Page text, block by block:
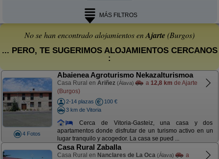
MÁS FILTROS
No se han encontrado alojamientos enAjarte(Burgos)
... PERO, TE SUGERIMOS ALOJAMIENTOS CERCANOS
:
4 Fotos
Abaienea Agroturismo Nekazalturismoa
Casa Rural en Ariñez (Álava) a 12,8 km de Ajarte
(Burgos)
2-14 plazas
100 €
3 km de Vitoria
Cerca de Vitoria-Gasteiz, una casa y dos
apartamentos donde disfrutar de un turismo activo en un
lugar tranquilo y acogedor. La casa se pued ...
Casa Rural Zaballa
Casa Rural en Nanclares de La Oca (Álava)
a